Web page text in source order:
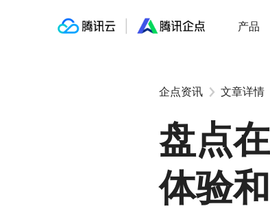
产品
企点资讯 文章详情
盘点
体验